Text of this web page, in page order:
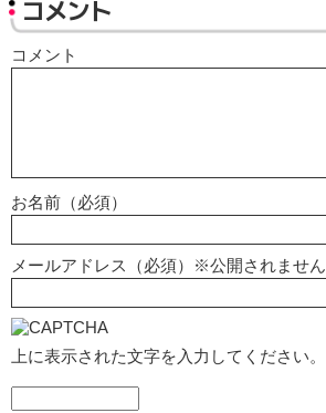
コメント
コメント
お名前（必須）
メールアドレス（必須）※公開されません
上に表示された文字を入力してください。